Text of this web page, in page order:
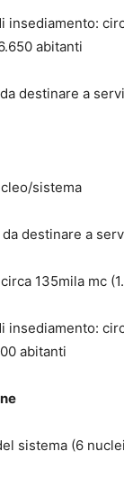
insediamento:
abitanti
destinare a
sistema
destinare a
135mila mc
insediamento:
abitanti
sistema (6